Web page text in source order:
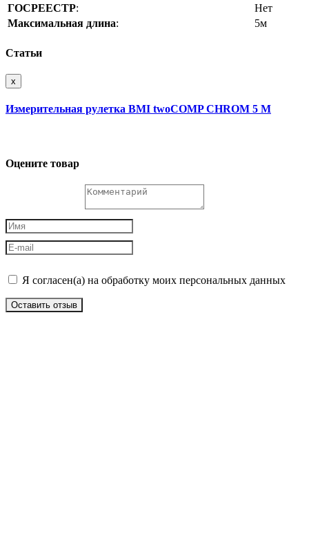
ГОСРЕЕСТР:
Нет
Максимальная длина: 5м
Статьи
x
Измерительная рулетка BMI twoCOMP CHROM 5 M
Оцените товар
Я согласен(а) на обработку моих персональных данных
Оставить отзыв